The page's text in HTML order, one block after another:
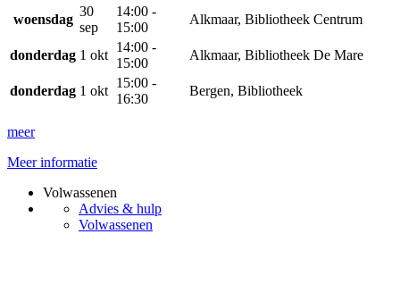
woensdag
30
sep
14:00 -
15:00
Alkmaar, Bibliotheek Centrum
donderdag 1 okt
14:00 -
15:00
Alkmaar, Bibliotheek De Mare
donderdag 1 okt
15:00 -
16:30
Bergen, Bibliotheek
meer
Meer informatie
Volwassenen
Advies & hulp
Volwassenen